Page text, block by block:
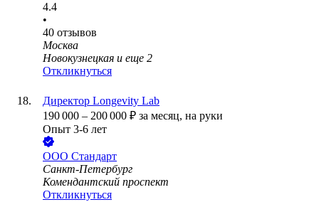
4.4
•
40 отзывов
Москва
Новокузнецкая и еще 2
Откликнуться
Директор Longevity Lab
190 000 – 200 000 ₽ за месяц, на руки
Опыт 3-6 лет
ООО Стандарт
Санкт-Петербург
Комендантский проспект
Откликнуться